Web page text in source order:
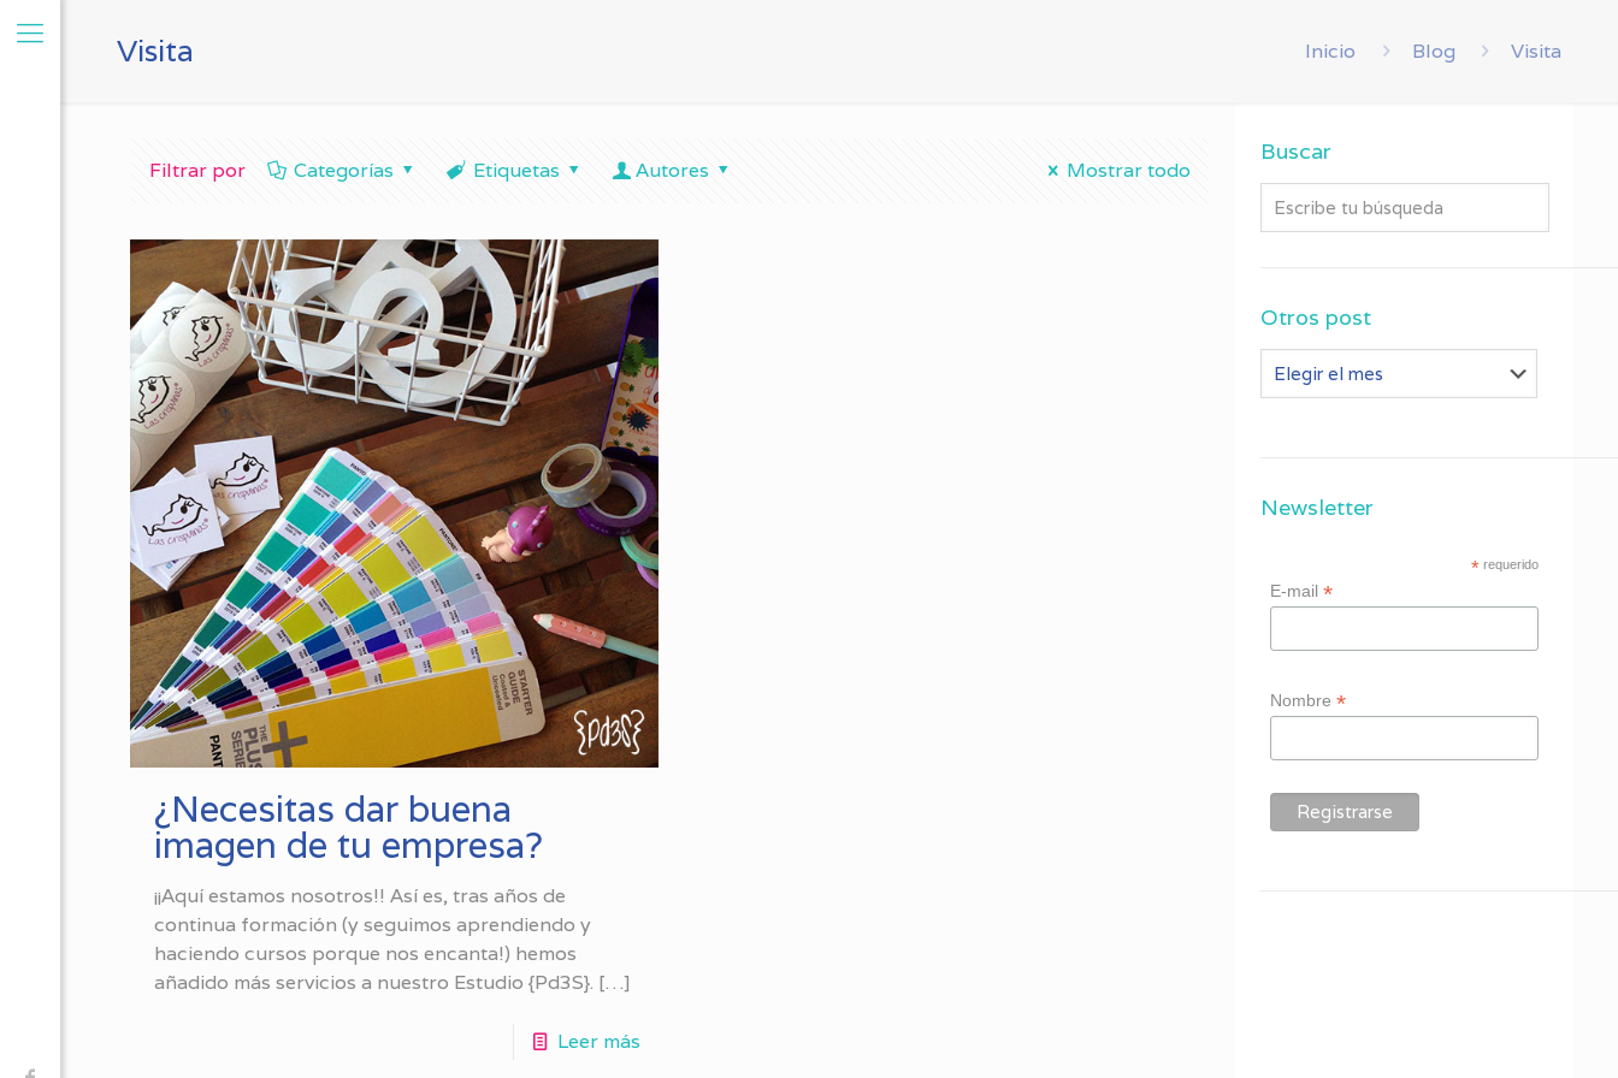
Visita Inicio Blog Visita
Filtrar por Categorías Etiquetas Autores Mostrar todo
¿Necesitas dar buena
imagen de tu empresa?
¡¡Aquí estamos nosotros!! Así es, tras años de
continua formación (y seguimos aprendiendo y
haciendo cursos porque nos encanta!) hemos
añadido más servicios a nuestro Estudio {Pd3S}. […]
Leer más
Buscar
Otros post
Otros
Newsletter
*requerido
E-mail *
Nombre *